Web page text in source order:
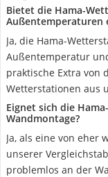
Bietet die Hama-
Außentemperaturen
Ja, die Hama-
Außentemperatur
praktische Extra von
Wetterstationen aus
Eignet sich die
Wandmontage?
Ja, als eine von eher
unserer
problemlos an der